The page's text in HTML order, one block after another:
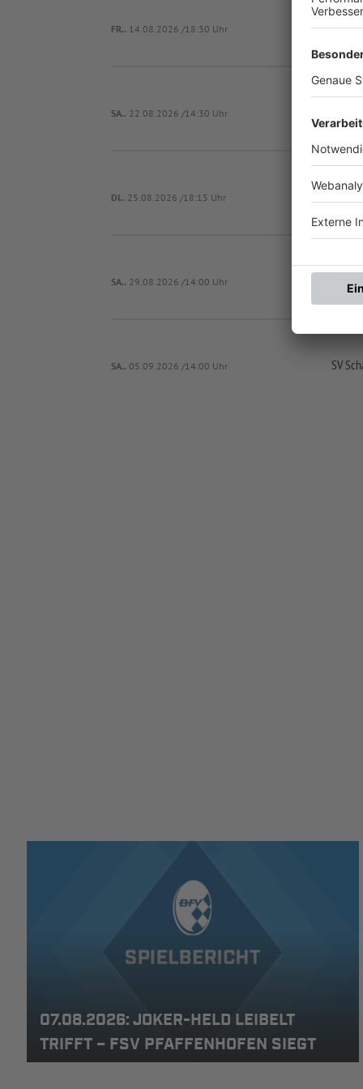
FR.. 14.08.2026 /18:30 Uhr
SA.. 22.08.2026 /14:30 Uhr
DI.. 25.08.2026 /18:15 Uhr
SA.. 29.08.2026 /14:00 Uhr
SA.. 05.09.2026 /14:00 Uhr SV
07.08.2026: JOKER-HELD LEIBELT
TRIFFT – FSV PFAFFENHOFEN SIEGT